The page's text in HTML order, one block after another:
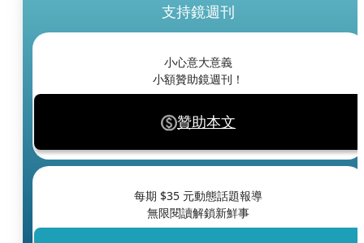
支持鏡週刊
小心意大意義
小額贊助鏡週刊！
贊助本文
每期 $35 元動態話題報導
無限閱讀解鎖新鮮事